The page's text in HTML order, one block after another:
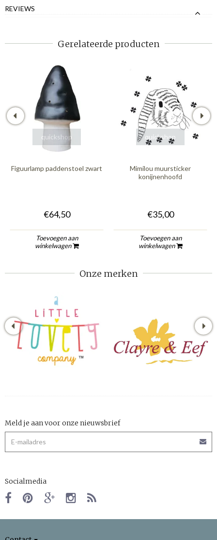
REVIEWS
Gerelateerde producten
quickshop
Figuurlamp paddenstoel zwart
€64,50
Toevoegen aan
winkelwagen
quickshop
Mimilou muursticker
konijnenhoofd
€35,00
Toevoegen aan
winkelwagen
Onze merken
Meld je aan voor onze nieuwsbrief
Socialmedia